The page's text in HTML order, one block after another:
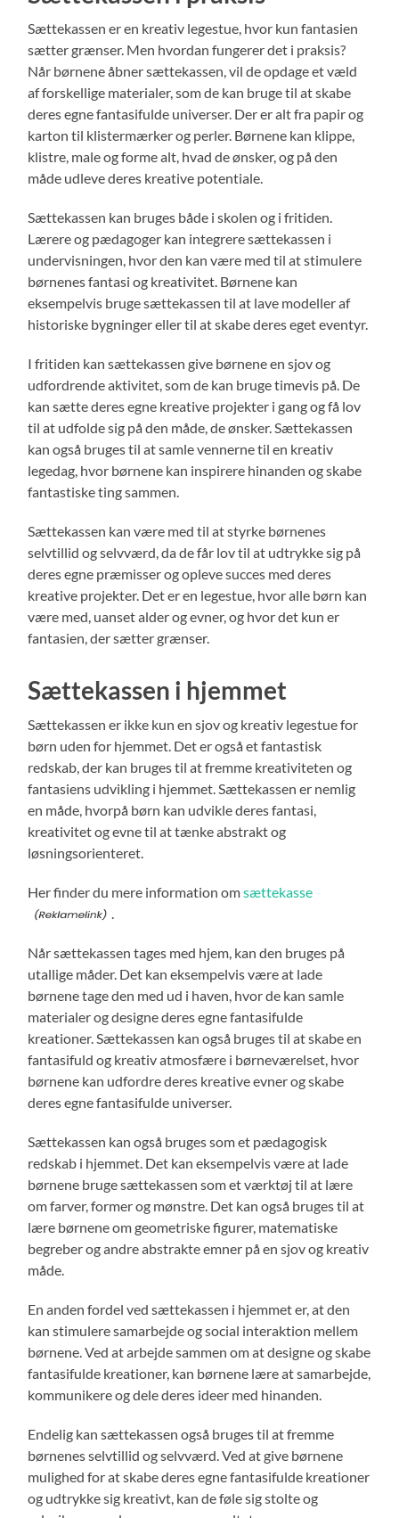
Sættekassen er en kreativ legestue, hvor kun fantasien
sætter grænser. Men hvordan fungerer det i praksis?
Når børnene åbner sættekassen, vil de opdage et væld
af forskellige materialer, som de kan bruge til at skabe
deres egne fantasifulde universer. Der er alt fra papir og
karton til klistermærker og perler. Børnene kan klippe,
klistre, male og forme alt, hvad de ønsker, og på den
måde udleve deres kreative potentiale.
Sættekassen kan bruges både i skolen og i fritiden.
Lærere og pædagoger kan integrere sættekassen i
undervisningen, hvor den kan være med til at stimulere
børnenes fantasi og kreativitet. Børnene kan
eksempelvis bruge sættekassen til at lave modeller af
historiske bygninger eller til at skabe deres eget eventyr.
I fritiden kan sættekassen give børnene en sjov og
udfordrende aktivitet, som de kan bruge timevis på. De
kan sætte deres egne kreative projekter i gang og få lov
til at udfolde sig på den måde, de ønsker. Sættekassen
kan også bruges til at samle vennerne til en kreativ
legedag, hvor børnene kan inspirere hinanden og skabe
fantastiske ting sammen.
Sættekassen kan være med til at styrke børnenes
selvtillid og selvværd, da de får lov til at udtrykke sig på
deres egne præmisser og opleve succes med deres
kreative projekter. Det er en legestue, hvor alle børn kan
være med, uanset alder og evner, og hvor det kun er
fantasien, der sætter grænser.
Sættekassen i hjemmet
Sættekassen er ikke kun en sjov og kreativ legestue for
børn uden for hjemmet. Det er også et fantastisk
redskab, der kan bruges til at fremme kreativiteten og
fantasiens udvikling i hjemmet. Sættekassen er nemlig
en måde, hvorpå børn kan udvikle deres fantasi,
kreativitet og evne til at tænke abstrakt og
løsningsorienteret.
Her finder du mere information omsættekasse
Når sættekassen tages med hjem, kan den bruges på
utallige måder. Det kan eksempelvis være at lade
børnene tage den med ud i haven, hvor de kan samle
materialer og designe deres egne fantasifulde
kreationer. Sættekassen kan også bruges til at skabe en
fantasifuld og kreativ atmosfære i børneværelset, hvor
børnene kan udfordre deres kreative evner og skabe
deres egne fantasifulde universer.
Sættekassen kan også bruges som et pædagogisk
redskab i hjemmet. Det kan eksempelvis være at lade
børnene bruge sættekassen som et værktøj til at lære
om farver, former og mønstre. Det kan også bruges til at
lære børnene om geometriske figurer, matematiske
begreber og andre abstrakte emner på en sjov og kreativ
måde.
En anden fordel ved sættekassen i hjemmet er, at den
kan stimulere samarbejde og social interaktion mellem
børnene. Ved at arbejde sammen om at designe og skabe
fantasifulde kreationer, kan børnene lære at samarbejde,
kommunikere og dele deres ideer med hinanden.
Endelig kan sættekassen også bruges til at fremme
børnenes selvtillid og selvværd. Ved at give børnene
mulighed for at skabe deres egne fantasifulde kreationer
og udtrykke sig kreativt, kan de føle sig stolte og